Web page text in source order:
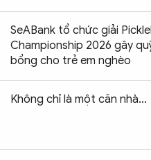
SeABank tổ chức giải
Championship 2026 gây
bổng cho trẻ em nghèo
Không chỉ là một căn nhà…